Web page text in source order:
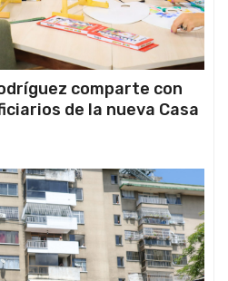
comparte con
de la nueva Casa
en Caracas